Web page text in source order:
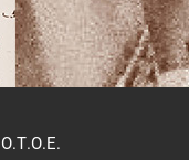
Ο.Τ.Ο.Ε.